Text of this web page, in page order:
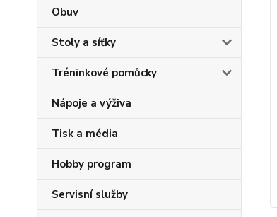
Obuv
Stoly a síťky
Tréninkové pomůcky
Nápoje a výživa
Tisk a média
Hobby program
Servisní služby